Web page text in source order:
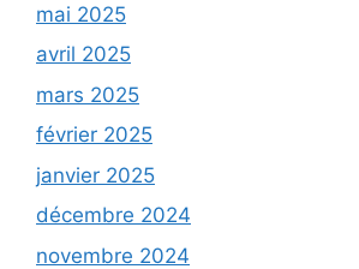
mai 2025
avril 2025
mars 2025
février 2025
janvier 2025
décembre 2024
novembre 2024